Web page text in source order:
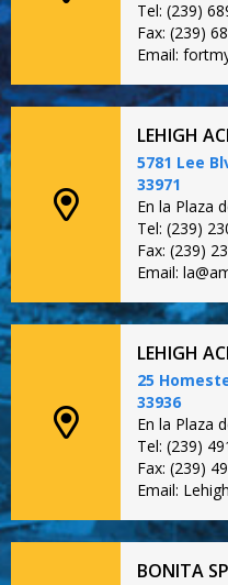
Tel: (239)
Fax: (239)
Email:
LEHIGH
5781 Lee
33971
En la Plaza
Tel: (239)
Fax: (239)
Email:
LEHIGH
25
33936
En la Plaza
Tel: (239)
Fax: (239)
Email:
BONITA